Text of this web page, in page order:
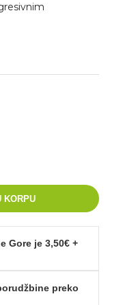
KORPU
Gore je 3,50€ +
preko